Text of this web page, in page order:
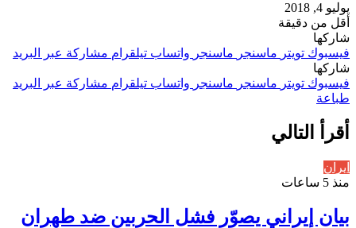
يوليو 4, 2018
أقل من دقيقة
شاركها
فيسبوك تويتر ماسنجر ماسنجر واتساب تيلقرام مشاركة عبر البريد
شاركها
فيسبوك تويتر ماسنجر ماسنجر واتساب تيلقرام مشاركة عبر البريد
طباعة
أقرأ التالي
ايران
منذ 5 ساعات
بيان إيراني يصوّر فشل الحربين ضد طهران